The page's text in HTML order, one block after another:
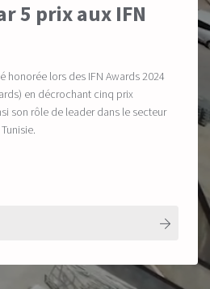
5 prix aux IFN
honorée lors des IFN Awards 2024
en décrochant cinq prix
son rôle de leader dans le secteur